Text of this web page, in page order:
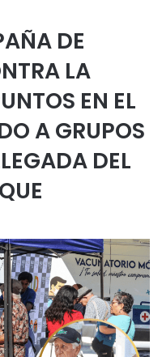
DE
LA
EN EL
A GRUPOS
DEL